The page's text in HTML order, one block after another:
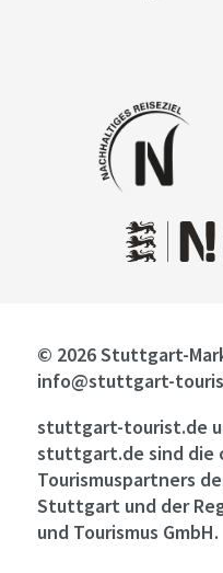
© 2026 Stuttgart-
info@stuttgart-
stuttgart-tourist.de
stuttgart.de sind die
Tourismuspartners
Stuttgart und der
und Tourismus GmbH.